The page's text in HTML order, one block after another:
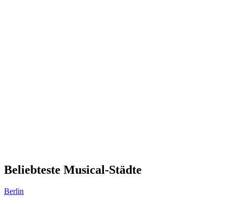
Beliebteste Musical-Städte
Berlin